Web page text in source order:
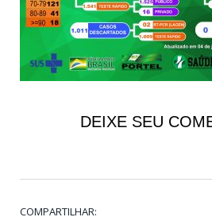
DEIXE SEU
COMPARTILHAR: